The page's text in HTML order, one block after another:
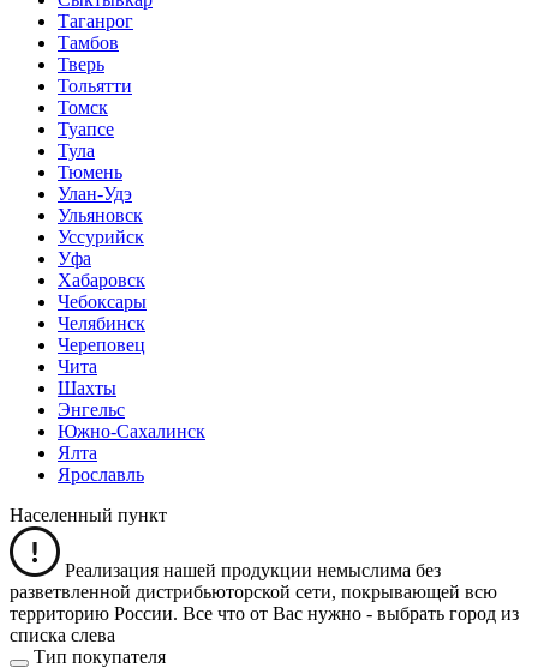
Таганрог
Тамбов
Тверь
Тольятти
Томск
Туапсе
Тула
Тюмень
Улан-Удэ
Ульяновск
Уссурийск
Уфа
Хабаровск
Чебоксары
Челябинск
Череповец
Чита
Шахты
Энгельс
Южно-Сахалинск
Ялта
Ярославль
Населенный пункт
Реализация нашей продукции немыслима без
разветвленной дистрибьюторской сети, покрывающей всю
территорию России. Все что от Вас нужно - выбрать город из
списка слева
Тип покупателя